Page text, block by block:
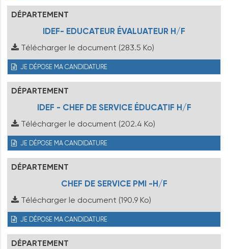
DÉPARTEMENT
IDEF- EDUCATEUR ÉVALUATEUR H/F
Télécharger le document (283.5 Ko)
JE DÉPOSE MA CANDIDATURE
DÉPARTEMENT
IDEF - CHEF DE SERVICE ÉDUCATIF H/F
Télécharger le document (202.4 Ko)
JE DÉPOSE MA CANDIDATURE
DÉPARTEMENT
CHEF DE SERVICE PMI -H/F
Télécharger le document (190.9 Ko)
JE DÉPOSE MA CANDIDATURE
DÉPARTEMENT